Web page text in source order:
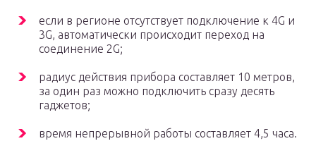
если в регионе отсутствует подключение к 4G и
3G, автоматически происходит переход на
соединение 2G;
радиус действия прибора составляет 10 метров,
за один раз можно подключить сразу десять
гаджетов;
время непрерывной работы составляет 4,5 часа.